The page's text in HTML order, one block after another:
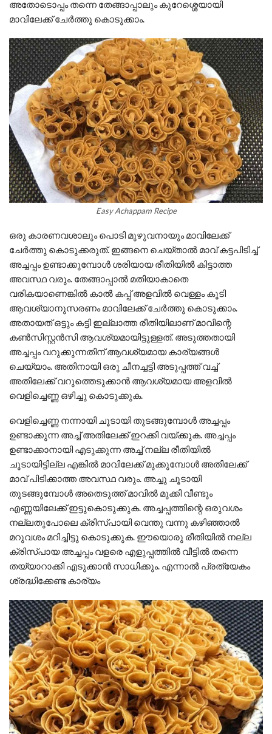
അതോടൊപ്പം തന്നെ തേങ്ങാപ്പാലും കുറേശ്ശെയായി
മാവിലേക്ക് ചേർത്തു കൊടുക്കാം.
Easy Achappam Recipe
ഒരു കാരണവശാലും പൊടി മുഴുവനായും മാവിലേക്ക്
ചേർത്തു കൊടുക്കരുത്. ഇങ്ങനെ ചെയ്താൽ മാവ് കട്ടപിടിച്ച്
അച്ചപ്പം ഉണ്ടാക്കുമ്പോൾ ശരിയായ രീതിയിൽ കിട്ടാത്ത
അവസ്ഥ വരും. തേങ്ങാപ്പാൽ മതിയാകാതെ
വരികയാണെങ്കിൽ കാൽ കപ്പ് അളവിൽ വെള്ളം കൂടി
ആവശ്യാനുസരണം മാവിലേക്ക് ചേർത്തു കൊടുക്കാം.
അതായത് ഒട്ടും കട്ടി ഇല്ലാത്ത രീതിയിലാണ് മാവിന്റെ
കൺസിസ്റ്റൻസി ആവശ്യമായിട്ടുള്ളത്. അടുത്തതായി
അച്ചപ്പം വറുക്കുന്നതിന് ആവശ്യമായ കാര്യങ്ങൾ
ചെയ്യാം. അതിനായി ഒരു ചീനച്ചട്ടി അടുപ്പത്ത് വച്ച്
അതിലേക്ക് വറുത്തെടുക്കാൻ ആവശ്യമായ അളവിൽ
വെളിച്ചെണ്ണ ഒഴിച്ചു കൊടുക്കുക.
വെളിച്ചെണ്ണ നന്നായി ചൂടായി തുടങ്ങുമ്പോൾ അച്ചപ്പം
ഉണ്ടാക്കുന്ന അച്ച് അതിലേക്ക് ഇറക്കി വയ്ക്കുക. അച്ചപ്പം
ഉണ്ടാക്കാനായി എടുക്കുന്ന അച്ച് നല്ല രീതിയിൽ
ചൂടായിട്ടില്ല എങ്കിൽ മാവിലേക്ക് മുക്കുമ്പോൾ അതിലേക്ക്
മാവ് പിടിക്കാത്ത അവസ്ഥ വരും. അച്ചു ചൂടായി
തുടങ്ങുമ്പോൾ അതെടുത്ത് മാവിൽ മുക്കി വീണ്ടും
എണ്ണയിലേക്ക് ഇട്ടുകൊടുക്കുക. അച്ചപ്പത്തിന്റെ ഒരുവശം
നല്ലതുപോലെ ക്രിസ്പായി വെന്തു വന്നു കഴിഞ്ഞാൽ
മറുവശം മറിച്ചിട്ടു കൊടുക്കുക. ഈയൊരു രീതിയിൽ നല്ല
ക്രിസ്പായ അച്ചപ്പം വളരെ എളുപ്പത്തിൽ വീട്ടിൽ തന്നെ
തയ്യാറാക്കി എടുക്കാൻ സാധിക്കും. എന്നാൽ പ്രത്യേകം
ശ്രദ്ധിക്കേണ്ട കാര്യം